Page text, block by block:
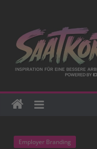
Employer Branding